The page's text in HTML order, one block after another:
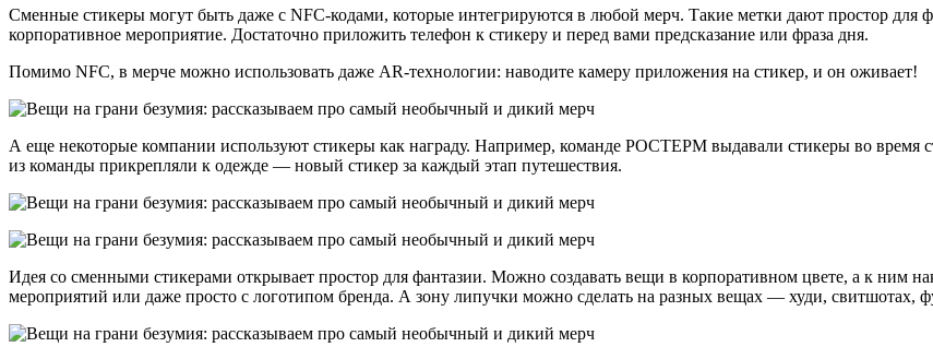
Сменные стикеры могут быть даже с NFC-кодами, которые интегрируются в любой мерч. Такие метки дают простор для
корпоративное мероприятие. Достаточно приложить телефон к стикеру и перед вами предсказание или фраза дня.
Помимо NFC, в мерче можно использовать даже AR-технологии: наводите камеру приложения на стикер, и он оживает!
А еще некоторые компании используют стикеры как награду. Например, команде РОСТЕРМ выдавали стикеры во время
из команды прикрепляли к одежде — новый стикер за каждый этап путешествия.
Идея со сменными стикерами открывает простор для фантазии. Можно создавать вещи в корпоративном цвете, а к ним
мероприятий или даже просто с логотипом бренда. А зону липучки можно сделать на разных вещах — худи, свитшотах,